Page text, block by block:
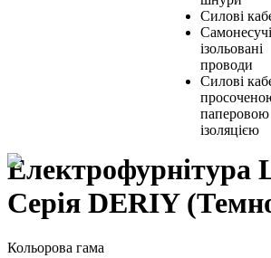
Силові
Самонесучі
ізольовані
проводи
Силові
паперовою
ізоляцією
Електрофурнітура
Серія DERIY
Кольорова гама